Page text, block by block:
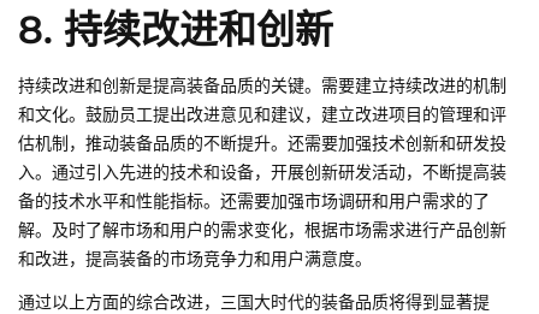
8. 持续改进和创新
持续改进和创新是提高装备品质的关键。需要建立持续改进的机制
和文化。鼓励员工提出改进意见和建议，建立改进项目的管理和评
估机制，推动装备品质的不断提升。还需要加强技术创新和研发投
入。通过引入先进的技术和设备，开展创新研发活动，不断提高装
备的技术水平和性能指标。还需要加强市场调研和用户需求的了
解。及时了解市场和用户的需求变化，根据市场需求进行产品创新
和改进，提高装备的市场竞争力和用户满意度。
通过以上方面的综合改进，三国大时代的装备品质将得到显著提